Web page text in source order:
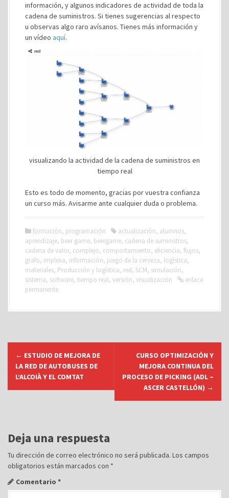
información, y algunos indicadores de actividad de toda la
cadena de suministros. Si tienes sugerencias al respecto
u observas algo raro avísanos. Tienes más información y
un vídeo aquí.
visualizando la actividad de la cadena de suministros en
tiempo real
Esto es todo de momento, gracias por vuestra confianza
un curso más. Avisarme ante cualquier duda o problema.
formación, programación actualización, alumnos,
aprendizaje, beer game, beergame, cadena de suministros,
cadena de valor, complejo, comportamiento, eficiencia, flujos,
grafo, implexa, información, juego de la cerveza, logística,
materiales, Producción y logística, red, SCM, simulación,
sistema, software, tiempo real, versión, visualización
enlace
permanente
e
c
i
ó
n
d
← ESTUDIO DE MEJORA DE
LA RED DE AUTOBUSES DE
L’ALCOIÀ Y EL COMTAT
CURSO OPTIMIZACIÓN Y
MEJORA CONTINUA DEL
PROCESO DE PICKING (ADL –
ASCER CASTELLÓN) →
Deja una respuesta
Tu dirección de correo electrónico no será publicada. Los campos
obligatorios están marcados con *
Comentario *